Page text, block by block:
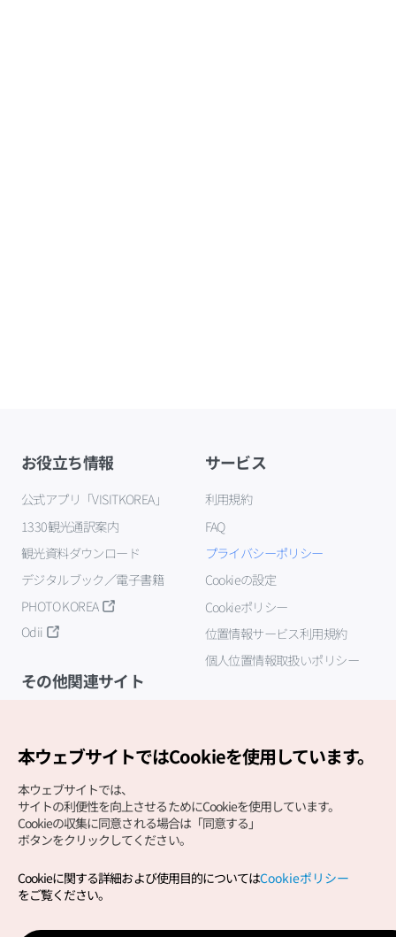
お役立ち情報
公式アプリ「VISITKOREA」
1330観光通訳案内
観光資料ダウンロード
デジタルブック／電子書籍
PHOTO KOREA
Odii
サービス
利用規約
FAQ
プライバシーポリシー
Cookieの設定
Cookieポリシー
位置情報サービス利用規約
個人位置情報取扱いポリシー
その他関連サイト
Copyright (c) Korea Tourism Organization All Rights
サイトエラー報告公式メール
本ウェブサイトではCookieを使用しています。
本ウェブサイトでは、
サイトの利便性を向上させるためにCookieを使用しています。
Cookieの収集に同意される場合は「同意する」
ボタンをクリックしてください。
Cookieに関する詳細および使用目的についてはCookieポリシー
をご覧ください。